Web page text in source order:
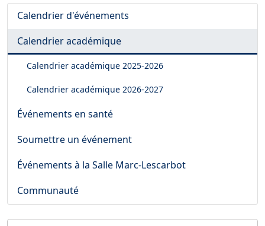
Calendrier d'événements
Calendrier académique
Calendrier académique 2025-2026
Calendrier académique 2026-2027
Événements en santé
Soumettre un événement
Événements à la Salle Marc-Lescarbot
Communauté